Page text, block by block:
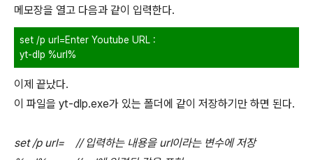
메모장을 열고 다음과 같이 입력한다.
set /p url=Enter Youtube URL :
yt-dlp %url%
이제 끝났다.
이 파일을 yt-dlp.exe가 있는 폴더에 같이 저장하기만 하면 된다.
set /p url= // 입력하는 내용을 url이라는 변수에 저장